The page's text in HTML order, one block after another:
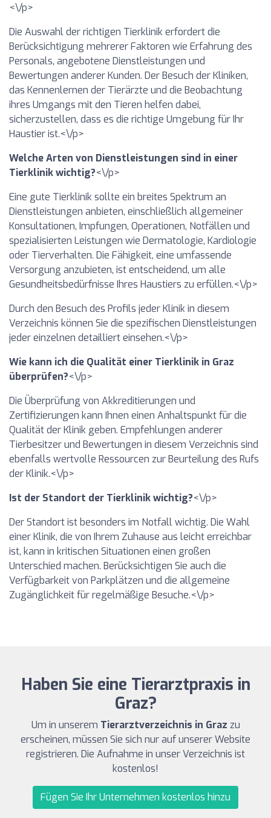
<\/p>
Die Auswahl der richtigen Tierklinik erfordert die
Berücksichtigung mehrerer Faktoren wie Erfahrung des
Personals, angebotene Dienstleistungen und
Bewertungen anderer Kunden. Der Besuch der Kliniken,
das Kennenlernen der Tierärzte und die Beobachtung
ihres Umgangs mit den Tieren helfen dabei,
sicherzustellen, dass es die richtige Umgebung für Ihr
Haustier ist.<\/p>
Welche Arten von Dienstleistungen sind in einer
Tierklinik wichtig?<\/p>
Eine gute Tierklinik sollte ein breites Spektrum an
Dienstleistungen anbieten, einschließlich allgemeiner
Konsultationen, Impfungen, Operationen, Notfällen und
spezialisierten Leistungen wie Dermatologie, Kardiologie
oder Tierverhalten. Die Fähigkeit, eine umfassende
Versorgung anzubieten, ist entscheidend, um alle
Gesundheitsbedürfnisse Ihres Haustiers zu erfüllen.<\/p>
Durch den Besuch des Profils jeder Klinik in diesem
Verzeichnis können Sie die spezifischen Dienstleistungen
jeder einzelnen detailliert einsehen.<\/p>
Wie kann ich die Qualität einer Tierklinik in Graz
überprüfen?<\/p>
Die Überprüfung von Akkreditierungen und
Zertifizierungen kann Ihnen einen Anhaltspunkt für die
Qualität der Klinik geben. Empfehlungen anderer
Tierbesitzer und Bewertungen in diesem Verzeichnis sind
ebenfalls wertvolle Ressourcen zur Beurteilung des Rufs
der Klinik.<\/p>
Ist der Standort der Tierklinik wichtig?<\/p>
Der Standort ist besonders im Notfall wichtig. Die Wahl
einer Klinik, die von Ihrem Zuhause aus leicht erreichbar
ist, kann in kritischen Situationen einen großen
Unterschied machen. Berücksichtigen Sie auch die
Verfügbarkeit von Parkplätzen und die allgemeine
Zugänglichkeit für regelmäßige Besuche.<\/p>
Haben Sie eine Tierarztpraxis in
Graz?
Um in unserem Tierarztverzeichnis in Graz zu
erscheinen, müssen Sie sich nur auf unserer Website
registrieren. Die Aufnahme in unser Verzeichnis ist
kostenlos!
Fügen Sie Ihr Unternehmen kostenlos hinzu